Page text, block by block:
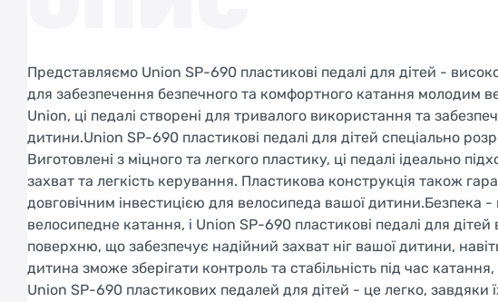
Представляємо Union SP-690 пластикові педалі для дітей -
для забезпечення безпечного та комфортного катання молодим
Union, ці педалі створені для тривалого використання та
дитини.Union SP-690 пластикові педалі для дітей спеціально
Виготовлені з міцного та легкого пластику, ці педалі ідеально
захват та легкість керування. Пластикова конструкція також
довговічним інвестицією для велосипеда вашої дитини.Безпека
велосипедне катання, і Union SP-690 пластикові педалі для
поверхню, що забезпечує надійний захват ніг вашої дитини,
дитина зможе зберігати контроль та стабільність під час
Union SP-690 пластикових педалей для дітей - це легко, завдяки